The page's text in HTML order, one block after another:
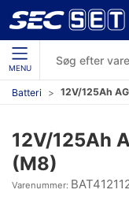
MENU
Batteri 12V/125Ah
12V/125Ah
(M8)
Varenummer: